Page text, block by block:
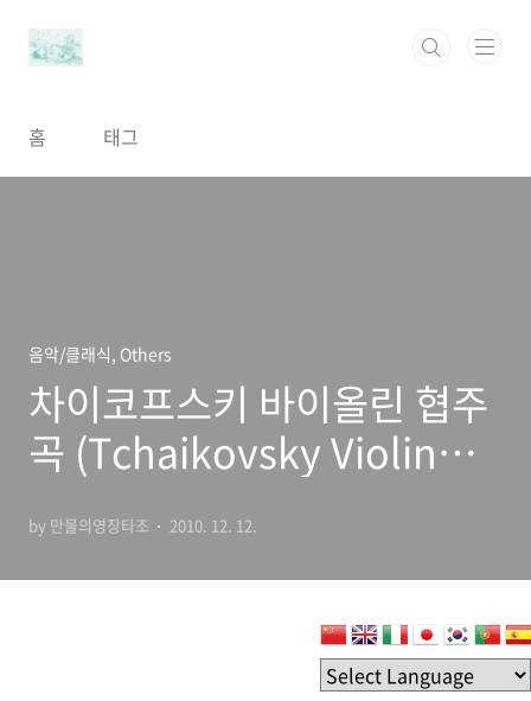
홈 태그
음악/클래식, Others
차이코프스키 바이올린 협주
곡 (Tchaikovsky Violin
by 만물의영장타조 2010. 12. 12.